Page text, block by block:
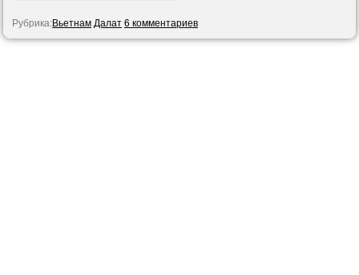
Рубрика:Вьетнам Далат6 комментариев